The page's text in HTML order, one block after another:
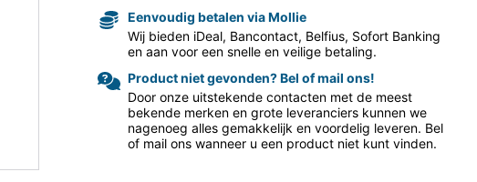
Eenvoudig betalen via Mollie
Wij bieden iDeal, Bancontact, Belfius, Sofort Banking
en aan voor een snelle en veilige betaling.
Product niet gevonden? Bel of mail ons!
Door onze uitstekende contacten met de meest
bekende merken en grote leveranciers kunnen we
nagenoeg alles gemakkelijk en voordelig leveren. Bel
of mail ons wanneer u een product niet kunt vinden.